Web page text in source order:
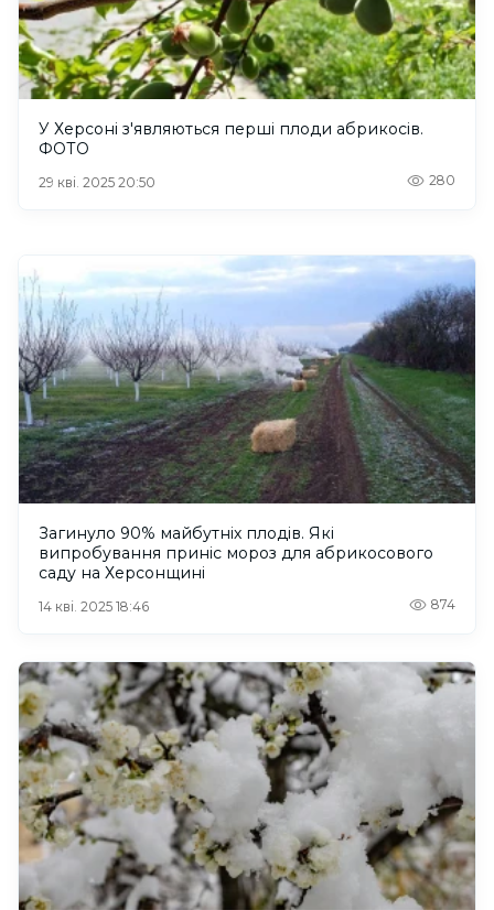
У Херсоні з'являються перші плоди абрикосів.
ФОТО
29 кві. 2025 20:50 280
Загинуло 90% майбутніх плодів. Які
випробування приніс мороз для абрикосового
саду на Херсонщині
14 кві. 2025 18:46 874